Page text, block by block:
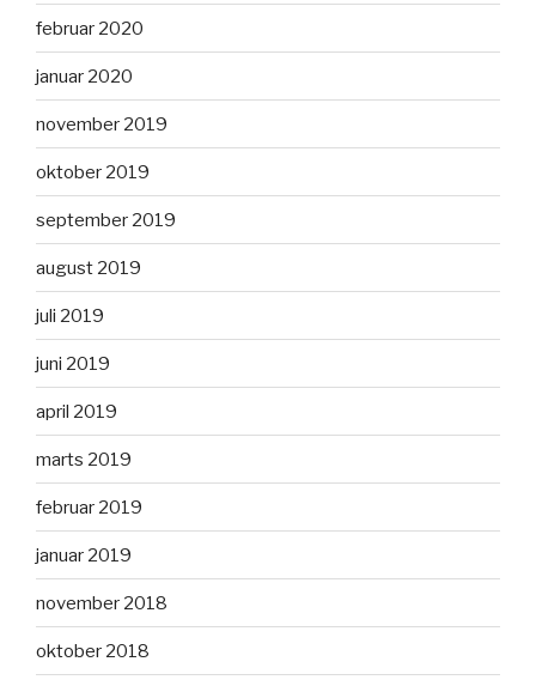
februar 2020
januar 2020
november 2019
oktober 2019
september 2019
august 2019
juli 2019
juni 2019
april 2019
marts 2019
februar 2019
januar 2019
november 2018
oktober 2018